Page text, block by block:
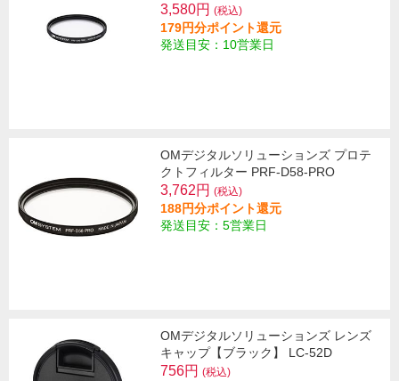
3,580円 (税込)
179円分ポイント還元
発送目安：10営業日
OMデジタルソリューションズ プロテ
クトフィルター PRF-D58-PRO
3,762円 (税込)
188円分ポイント還元
発送目安：5営業日
OMデジタルソリューションズ レンズ
キャップ【ブラック】 LC-52D
756円 (税込)